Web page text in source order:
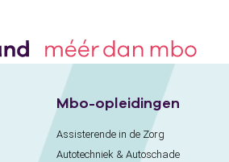
Mbo-opleidingen
Assisterende in de Zorg
Autotechniek & Autoschade